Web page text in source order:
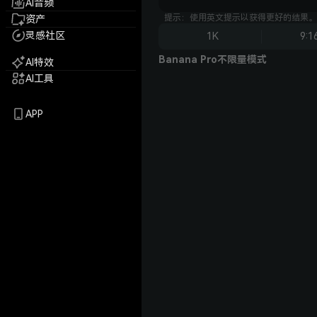
AI音频
资产
灵感社区
AI特效
AI工具
APP
提示：使用英文提示以获得更好的结果。
1K
Banana Pro不限量模式